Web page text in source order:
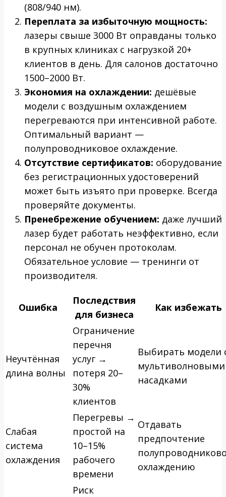
(808/940 нм).
Переплата за избыточную мощность:
лазеры свыше 3000 Вт оправданы только
в крупных клиниках с нагрузкой 20+
клиентов в день. Для салонов достаточно
1500–2000 Вт.
Экономия на охлаждении: дешёвые
модели с воздушным охлаждением
перегреваются при интенсивной работе.
Оптимальный вариант —
полупроводниковое охлаждение.
Отсутствие сертификатов: оборудование
без регистрационных удостоверений
может быть изъято при проверке. Всегда
проверяйте документы.
Пренебрежение обучением: даже лучший
лазер будет работать неэффективно, если
персонал не обучен протоколам.
Обязательное условие — тренинги от
производителя.
Ошибка
Последствия
для бизнеса
Как избежать
Неучтённая
длина волны
Ограничение
перечня
услуг →
потеря 20–
30%
клиентов
Выбирать модели
мультиволновыми
насадками
Слабая
система
охлаждения
Перегревы →
простой на
10–15%
рабочего
времени
Отдавать
предпочтение
охлаждению
Риск